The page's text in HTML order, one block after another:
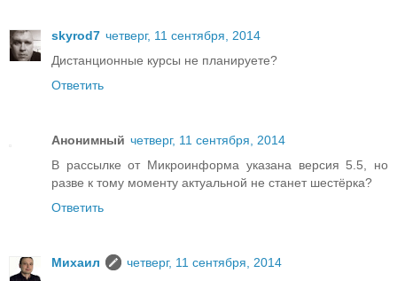
skyrod7 четверг, 11 сентября, 2014
Дистанционные курсы не планируете?
Ответить
Анонимный четверг, 11 сентября, 2014
В рассылке от Микроинформа указана версия 5.5, но
разве к тому моменту актуальной не станет шестёрка?
Ответить
Михаил
четверг, 11 сентября, 2014